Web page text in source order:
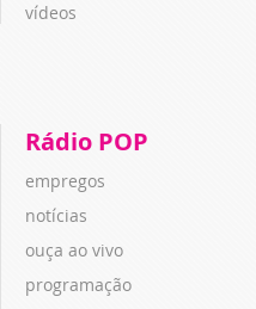
vídeos
Rádio POP
empregos
notícias
ouça ao vivo
programação